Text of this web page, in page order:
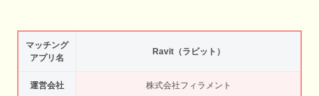
マッチング
アプリ名
Ravit（ラビット）
運営会社 株式会社フィラメント